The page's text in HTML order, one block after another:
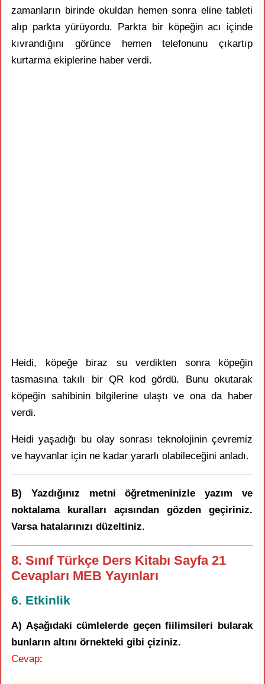
zamanların birinde okuldan hemen sonra eline tableti
alıp parkta yürüyordu. Parkta bir köpeğin acı içinde
kıvrandığını görünce hemen telefonunu çıkartıp
kurtarma ekiplerine haber verdi.
Heidi, köpeğe biraz su verdikten sonra köpeğin
tasmasına takılı bir QR kod gördü. Bunu okutarak
köpeğin sahibinin bilgilerine ulaştı ve ona da haber
verdi.
Heidi yaşadığı bu olay sonrası teknolojinin çevremiz
ve hayvanlar için ne kadar yararlı olabileceğini anladı.
B) Yazdığınız metni öğretmeninizle yazım ve
noktalama kuralları açısından gözden geçiriniz.
Varsa hatalarınızı düzeltiniz.
8. Sınıf Türkçe Ders Kitabı Sayfa 21
Cevapları MEB Yayınları
6. Etkinlik
A) Aşağıdaki cümlelerde geçen fiilimsileri bularak
bunların altını örnekteki gibi çiziniz.
Cevap: